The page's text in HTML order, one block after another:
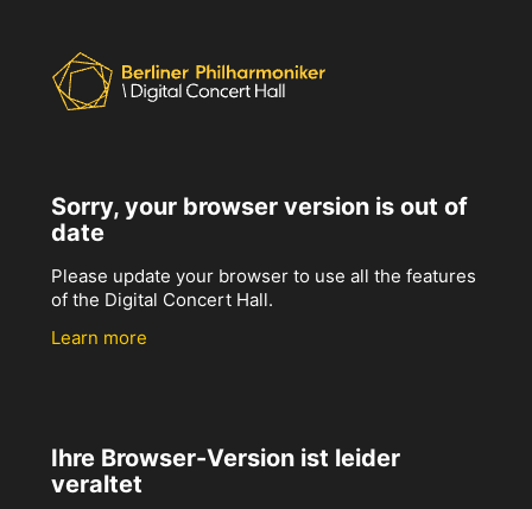
Sorry, your browser version is out of
date
Please update your browser to use all the features
of the Digital Concert Hall.
Learn more
Ihre Browser-Version ist leider
veraltet